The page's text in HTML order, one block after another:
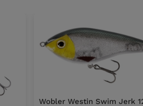
Wobler Westin Swim Jerk